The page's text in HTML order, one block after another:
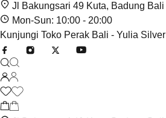
Jl Bakungsari 49 Kuta, Badung Bali
Mon-Sun: 10:00 - 20:00
Kunjungi Toko Perak Bali - Yulia Silver